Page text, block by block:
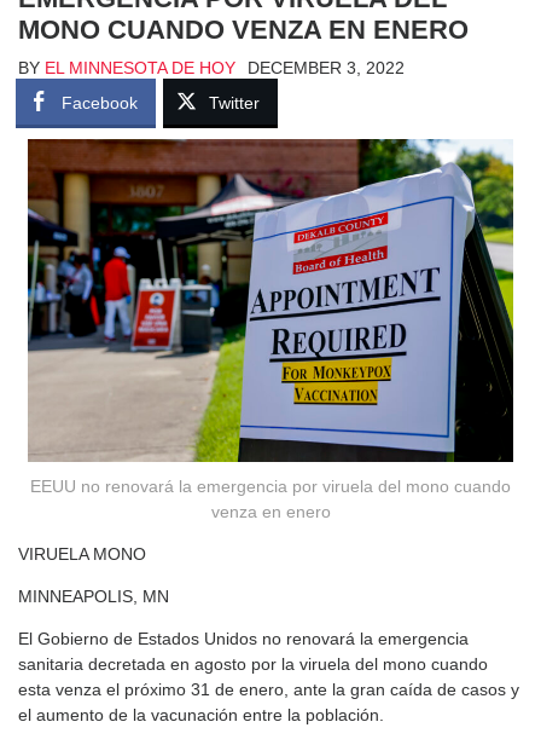
MONO CUANDO VENZA EN ENERO
BY EL MINNESOTA DE HOY
DECEMBER 3, 2022
Facebook
Twitter
EEUU no renovará la emergencia por viruela del mono cuando
venza en enero
VIRUELA MONO
MINNEAPOLIS, MN
El Gobierno de Estados Unidos no renovará la emergencia
sanitaria decretada en agosto por la viruela del mono cuando
esta venza el próximo 31 de enero, ante la gran caída de casos y
el aumento de la vacunación entre la población.